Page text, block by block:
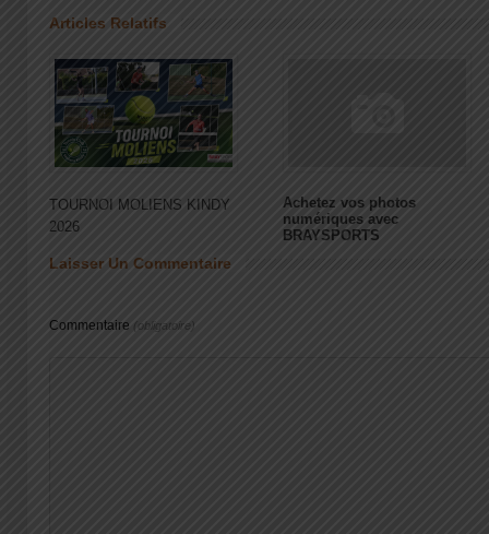
Articles Relatifs
TOURNOI MOLIENS KINDY
2026
Achetez vos photos
numériques avec
BRAYSPORTS
Laisser Un Commentaire
Commentaire (obligatoire)